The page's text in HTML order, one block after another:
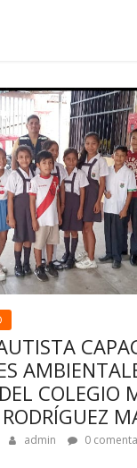
COLEGIO
admin 0